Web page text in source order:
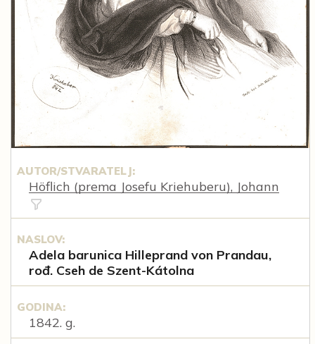
AUTOR/STVARATELJ:
Höflich (prema Josefu Kriehuberu), Johann
NASLOV:
Adela barunica Hilleprand von Prandau,
rođ. Cseh de Szent-Kátolna
GODINA:
1842. g.